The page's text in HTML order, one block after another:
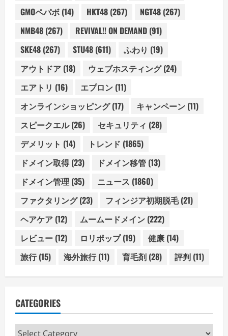
GMOペパボ (14) HKT48 (267) NGT48 (267)
NMB48 (267) REVIVAL!! ON DEMAND (91)
SKE48 (267) STU48 (611) ふわり (19)
アウトドア (18) ウェブホスティング(24)
エアトリ (16) エプロン (11)
オンラインショッピング(17) キャンペーン (11)
スピークエル(26) セキュリティ (28)
デメリット (14) トレンド (1865)
ドメイン取得(23) ドメイン移管 (13)
ドメイン管理 (35) ニュース (1860)
ファクタリング(23) フィンジア初期脱毛(21)
ヘアケア (12) ムームードメイン (222)
レビュー (12) ロリポップ(19) 健康 (14)
旅行(15) 海外旅行(11) 育毛剤 (28) 評判 (11)
CATEGORIES
Categories